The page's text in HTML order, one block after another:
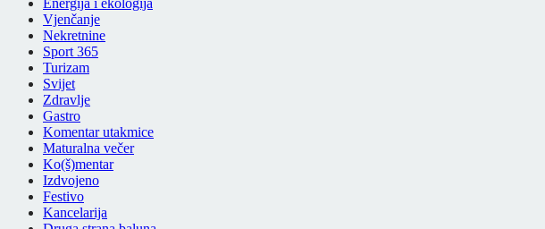
Energija i ekologija
Vjenčanje
Nekretnine
Sport 365
Turizam
Svijet
Zdravlje
Gastro
Komentar utakmice
Maturalna večer
Ko(š)mentar
Izdvojeno
Festivo
Kancelarija